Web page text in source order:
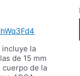
incluye la
de 15 mm
cuerpo de la